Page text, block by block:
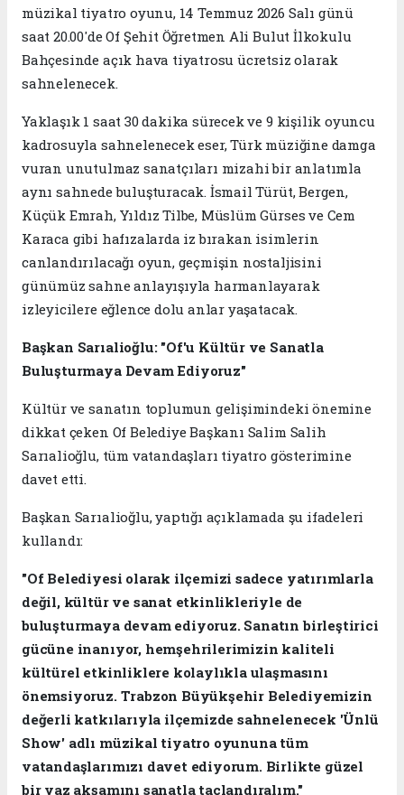
müzikal tiyatro oyunu, 14 Temmuz 2026 Salı günü
saat 20.00'de Of Şehit Öğretmen Ali Bulut İlkokulu
Bahçesinde açık hava tiyatrosu ücretsiz olarak
sahnelenecek.
Yaklaşık 1 saat 30 dakika sürecek ve 9 kişilik oyuncu
kadrosuyla sahnelenecek eser, Türk müziğine damga
vuran unutulmaz sanatçıları mizahi bir anlatımla
aynı sahnede buluşturacak. İsmail Türüt, Bergen,
Küçük Emrah, Yıldız Tilbe, Müslüm Gürses ve Cem
Karaca gibi hafızalarda iz bırakan isimlerin
canlandırılacağı oyun, geçmişin nostaljisini
günümüz sahne anlayışıyla harmanlayarak
izleyicilere eğlence dolu anlar yaşatacak.
Başkan Sarıalioğlu: "Of'u Kültür ve Sanatla
Buluşturmaya Devam Ediyoruz"
Kültür ve sanatın toplumun gelişimindeki önemine
dikkat çeken Of Belediye Başkanı Salim Salih
Sarıalioğlu, tüm vatandaşları tiyatro gösterimine
davet etti.
Başkan Sarıalioğlu, yaptığı açıklamada şu ifadeleri
kullandı:
"Of Belediyesi olarak ilçemizi sadece yatırımlarla
değil, kültür ve sanat etkinlikleriyle de
buluşturmaya devam ediyoruz. Sanatın birleştirici
gücüne inanıyor, hemşehrilerimizin kaliteli
kültürel etkinliklere kolaylıkla ulaşmasını
önemsiyoruz. Trabzon Büyükşehir Belediyemizin
değerli katkılarıyla ilçemizde sahnelenecek 'Ünlü
Show' adlı müzikal tiyatro oyununa tüm
vatandaşlarımızı davet ediyorum. Birlikte güzel
bir yaz akşamını sanatla taçlandıralım."